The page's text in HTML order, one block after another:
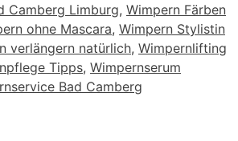
Camberg Limburg, Wimpern Färben
ohne Mascara, Wimpern Stylistin
verlängern natürlich, Wimpernlifting
Tipps, Wimpernserum
Bad Camberg